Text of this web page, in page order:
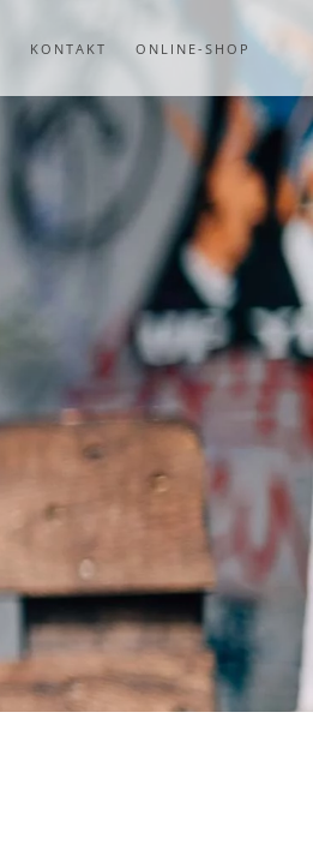
KONTAKT ONLINE-SHOP